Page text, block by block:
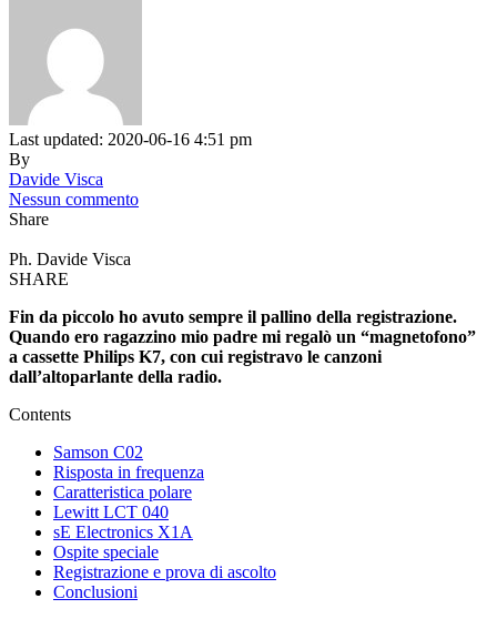
Last updated: 2020-06-16 4:51 pm
By
Davide Visca
Nessun commento
Share
Ph. Davide Visca
SHARE
Fin da piccolo ho avuto sempre il pallino della registrazione.
Quando ero ragazzino mio padre mi regalò un “magnetofono”
a cassette Philips K7, con cui registravo le canzoni
dall’altoparlante della radio.
Contents
Samson C02
Risposta in frequenza
Caratteristica polare
Lewitt LCT 040
sE Electronics X1A
Ospite speciale
Registrazione e prova di ascolto
Conclusioni